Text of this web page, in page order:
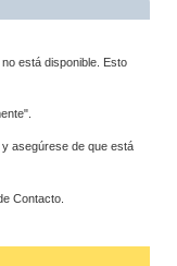
está disponible. Esto
asegúrese de que está
Contacto.